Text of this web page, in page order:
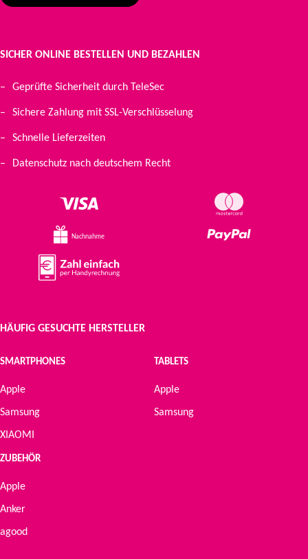
SICHER ONLINE BESTELLEN UND BEZAHLEN
Geprüfte Sicherheit durch TeleSec
Sichere Zahlung mit SSL-Verschlüsselung
Schnelle Lieferzeiten
Datenschutz nach deutschem Recht
Nachnahme
HÄUFIG GESUCHTE HERSTELLER
SMARTPHONES
Apple
Samsung
XIAOMI
TABLETS
Apple
Samsung
ZUBEHÖR
Apple
Anker
agood